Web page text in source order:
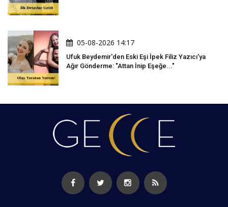
05-08-2026 14:17
Ufuk Beydemir'den Eski Eşi İpek Filiz Yazıcı'ya
Ağır Gönderme: "Attan İnip Eşeğe..."